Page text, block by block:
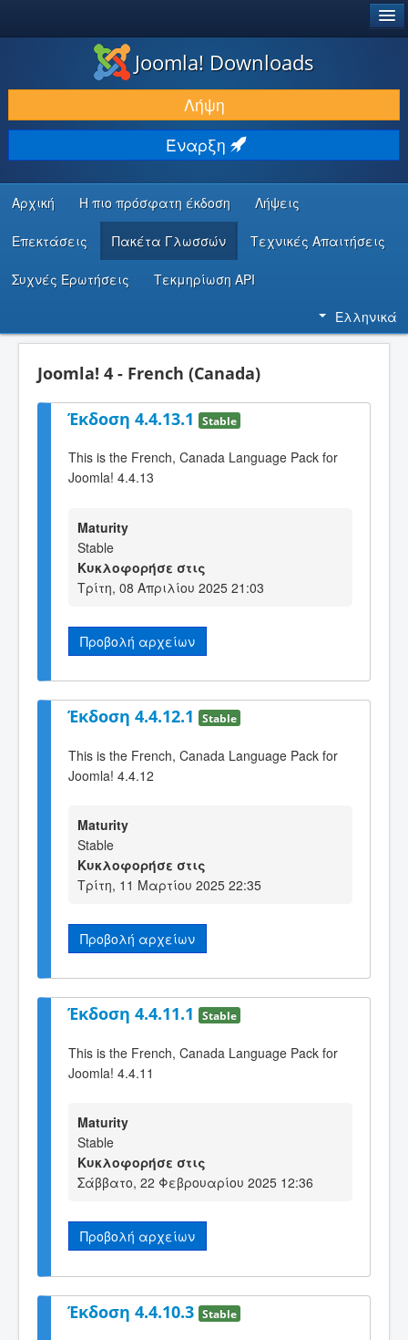
ΛΉΨΕΙΣ & ΕΠΕΚΤΆΣΕΙΣ
ΕΎΡΕΣΗ & ΜΆΘΗΣΗ
ΚΟΙΝΌΤΗΤΑ & ΥΠΟΣΤΉΡΙΞΗ
ΠΌΡΟΙ ΠΡΟΓΡΑΜΜΑΤΙΣΤΏΝ
Joomla! Downloads
Λήψη
Έναρξη
Αρχική Η πιο πρόσφατη έκδοση Λήψεις
Επεκτάσεις Πακέτα Γλωσσών Τεχνικές Απαιτήσεις
Συχνές Ερωτήσεις Τεκμηρίωση API
Ελληνικά
Joomla! 4 - French (Canada)
Έκδοση 4.4.13.1 Stable
This is the French, Canada Language Pack for
Joomla! 4.4.13
Maturity
Stable
Κυκλοφορήσε στις
Τρίτη, 08 Απριλίου 2025 21:03
Προβολή αρχείων
Έκδοση 4.4.12.1 Stable
This is the French, Canada Language Pack for
Joomla! 4.4.12
Maturity
Stable
Κυκλοφορήσε στις
Τρίτη, 11 Μαρτίου 2025 22:35
Προβολή αρχείων
Έκδοση 4.4.11.1 Stable
This is the French, Canada Language Pack for
Joomla! 4.4.11
Maturity
Stable
Κυκλοφορήσε στις
Σάββατο, 22 Φεβρουαρίου 2025 12:36
Προβολή αρχείων
Έκδοση 4.4.10.3 Stable